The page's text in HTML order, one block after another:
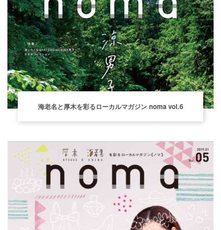
海老名と厚木を彩るローカルマガジン noma vol.6